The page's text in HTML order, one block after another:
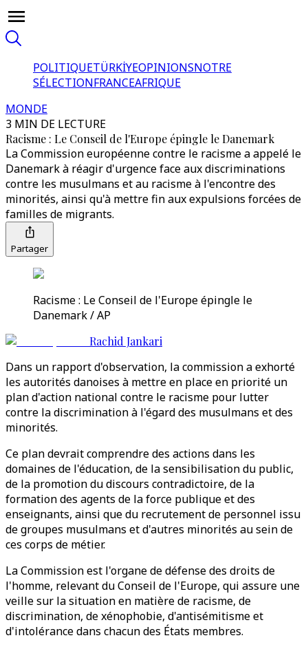
POLITIQUETÜRKİYEOPINIONSNOTRE
SÉLECTIONFRANCEAFRIQUE
MONDE
3 MIN DE LECTURE
Racisme : Le Conseil de l'Europe épingle le Danemark
La Commission européenne contre le racisme a appelé le
Danemark à réagir d'urgence face aux discriminations
contre les musulmans et au racisme à l'encontre des
minorités, ainsi qu'à mettre fin aux expulsions forcées de
familles de migrants.
Partager
Racisme : Le Conseil de l'Europe épingle le
Danemark / AP
Rachid Jankari
Dans un rapport d'observation, la commission a exhorté
les autorités danoises à mettre en place en priorité un
plan d'action national contre le racisme pour lutter
contre la discrimination à l'égard des musulmans et des
minorités.
Ce plan devrait comprendre des actions dans les
domaines de l'éducation, de la sensibilisation du public,
de la promotion du discours contradictoire, de la
formation des agents de la force publique et des
enseignants, ainsi que du recrutement de personnel issu
de groupes musulmans et d'autres minorités au sein de
ces corps de métier.
La Commission est l'organe de défense des droits de
l'homme, relevant du Conseil de l'Europe, qui assure une
veille sur la situation en matière de racisme, de
discrimination, de xénophobie, d'antisémitisme et
d'intolérance dans chacun des États membres.